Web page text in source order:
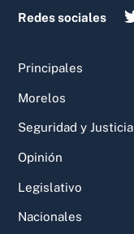
Redes sociales
Principales
Morelos
Seguridad y Justicia
Opinión
Legislativo
Nacionales